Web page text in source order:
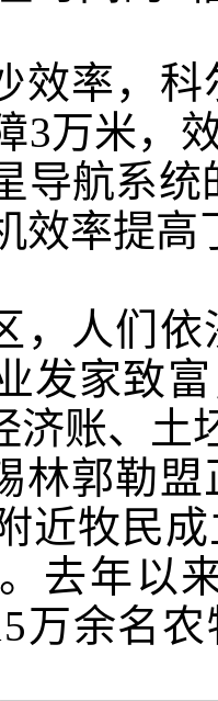
效率，
3万米，
导航系
效率提高
，人们
发家致
济账、
林郭勒
近牧民
去年以
万余名